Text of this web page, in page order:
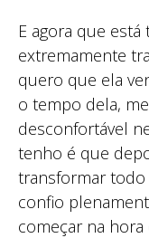
E agora que
extremamente
quero que ela
o tempo dela,
desconfortável
tenho é que
transformar todo
confio
começar na